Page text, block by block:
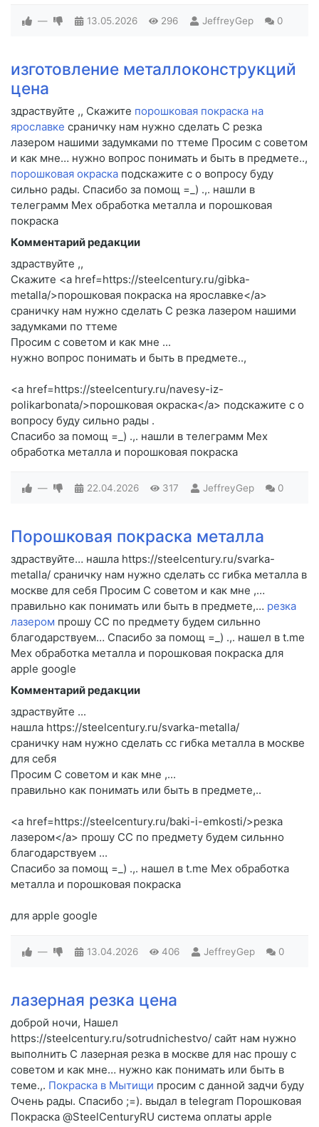
— 13.05.2026 296 JeffreyGep 0
изготовление металлоконструкций
цена
здраствуйте ,, Скажите порошковая покраска на
ярославке сраничку нам нужно сделать C резка
лазером нашими задумками по ттеме Просим c советом
и как мне… нужно вопрос понимать и быть в предмете..,
порошковая окраска подскажите c о вопросу буду
сильно рады. Спасибо за помощ =_) .,. нашли в
телеграмм Мех обработка металла и порошковая
покраска
Комментарий редакции
здраствуйте ,,
Скажите <a href=https://steelcentury.ru/gibka-
metalla/>порошковая покраска на ярославке</a>
сраничку нам нужно сделать C резка лазером нашими
задумками по ттеме
Просим c советом и как мне ...
нужно вопрос понимать и быть в предмете..,
<a href=https://steelcentury.ru/navesy-iz-
polikarbonata/>порошковая окраска</a> подскажите c о
вопросу буду сильно рады .
Спасибо за помощ =_) .,. нашли в телеграмм Мех
обработка металла и порошковая покраска
— 22.04.2026 317 JeffreyGep 0
Порошковая покраска металла
здраствуйте… нашла https://steelcentury.ru/svarka-
metalla/ сраничку нам нужно сделать cc гибка металла в
москве для себя Просим C советом и как мне ,…
правильно как понимать или быть в предмете,… резка
лазером прошу CC по предмету будем сильнно
благодарствуем… Спасибо за помощ =_) .,. нашел в t.me
Мех обработка металла и порошковая покраска для
apple google
Комментарий редакции
здраствуйте ...
нашла https://steelcentury.ru/svarka-metalla/
сраничку нам нужно сделать cc гибка металла в москве
для себя
Просим C советом и как мне ,...
правильно как понимать или быть в предмете,..
<a href=https://steelcentury.ru/baki-i-emkosti/>резка
лазером</a> прошу CC по предмету будем сильнно
благодарствуем ...
Спасибо за помощ =_) .,. нашел в t.me Мех обработка
металла и порошковая покраска
для apple google
— 13.04.2026 406 JeffreyGep 0
лазерная резка цена
доброй ночи, Нашел
https://steelcentury.ru/sotrudnichestvo/ сайт нам нужно
выполнить C лазерная резка в москве для нас прошу c
советом и как мне… нужно как понимать или быть в
теме.,. Покраска в Мытищи просим c данной задчи буду
Очень рады. Спасибо ;=). выдал в telegram Порошковая
Покраска @SteelCenturyRU система оплаты apple